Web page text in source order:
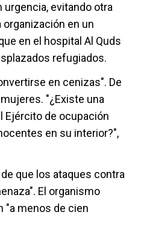
evitando otra
en un
en el hospital Al Quds
refugiados.
en cenizas". De
"¿Existe una
Ejército de ocupación
en su interior?",
que los ataques contra
El organismo
"a menos de cien